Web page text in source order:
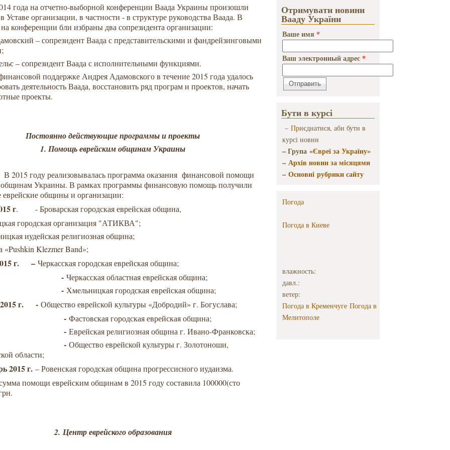
года на отчетно-выборной конференции Ваада Украины произошли
Уставе организации, в частности - в структуре руководства Ваада. В
на конференции бли избраны два сопрезидента организации:
– сопрезидент Ваада с представительскими и фандрейзинговыми
– сопрезидент Ваада с исполнительными функциями.
поддержке Андрея Адамовского в течение 2015 года удалось
деятельность Ваада, восстановить ряд програм и проектов, начать
проекты.
Постоянно действующие программы и проекты
1. Помощь еврейским общинам Украины
реализовывалась программа оказания финансовой помощи
общинам Украины. В рамках программы финансовую помощь получили
общины и организации:
г. - Броварская городская еврейская община,
городская организация "АТИКВА";
иудейская религиозная община;
«Pushkin Klezmer Band»;
г. –Черкасская городская еврейская община;
Черкасская областная еврейская община;
Хмельницкая городская еврейская община;
2015 г. -Общество еврейской культуры «Добродий» г. Богуслава;
Фастовская городская еврейская община;
Еврейская религиозная община г. Ивано-Франковска;
Общество еврейской культуры г. Золотоноши,
области;
2015 г.– Ровенская городская община прогрессисного иудаизма.
помощи еврейским общинам в 2015 году составила 100000(сто
2. Центр еврейского образования
Отримувати новини
Вааду України
Ваше имя *
Ваш электронный адрес *
Бути в курсі
– Приєднатися, аби бути в
курсі новин
– Група «Євреї за Україну»
–Архів новин за місяцями
–Основні рубрики сайту
Погода
Погода в Киеве
влажность:
давл.:
ветер:
Погода в Кременчуге Погода в
Мелитополе